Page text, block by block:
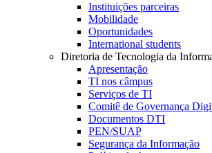
Instituições parceiras
Mobilidade
Oportunidades
International students
Diretoria de Tecnologia da
Apresentação
TI nos câmpus
Serviços de TI
Comitê de Governança
Documentos DTI
PEN/SUAP
Segurança da Informação